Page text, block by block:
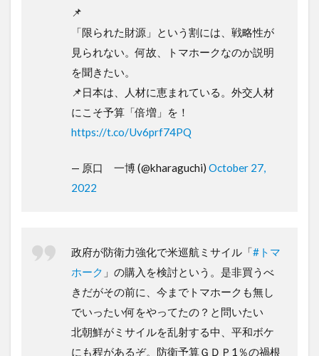
📌
「限られた財源」という割には、戦略性が
見られない。何故、トマホークなのか説明
を聞きたい。
📌日本は、人材に恵まれている。外交人材
にこそ予算「倍増」を！
https://t.co/Uv6prf74PQ
— 原口 一博 (@kharaguchi) October 27,
2022
政府が防衛力強化で米巡航ミサイル「#トマ
ホーク 」の購入を検討という。是非買うべ
きだがその前に、今までトマホークも無し
でいったい何をやってたの？と問いたい
北朝鮮がミサイルを乱射する中、平和ボケ
にも程があるぞ。防衛予算ＧＤＰ1％の禍根